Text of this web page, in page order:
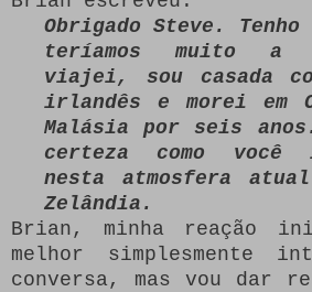
Obrigado Steve.
teríamos muito a
viajei, sou casada
irlandês e morei em
Malásia por seis
certeza como você
nesta atmosfera
Zelândia.
Brian, minha reação
melhor simplesmente
conversa, mas vou dar